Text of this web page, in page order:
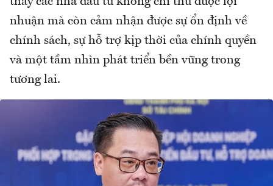
nhuận mà còn cảm nhận được sự ổn định về
chính sách, sự hỗ trợ kịp thời của chính quyền
và một tầm nhìn phát triển bền vững trong
tương lai.